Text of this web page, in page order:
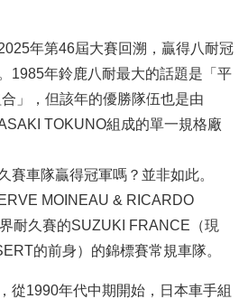
年第46屆大賽回溯，贏得八耐冠
1985年鈴鹿八耐最大的話題是「平
」，但該年的優勝隊伍也是由
TOKUNO組成的單一規格廠
賽車隊贏得冠軍嗎？並非如此。
MOINEAU & RICARDO
耐久賽的SUZUKI FRANCE（現
的前身）的錦標賽常規車隊。
從1990年代中期開始，日本車手組